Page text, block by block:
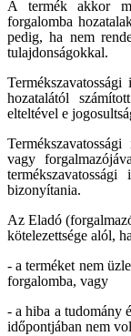
A termék akkor
forgalomba
pedig, ha nem
tulajdonságokkal.
hozatalától
elteltével e
vagy
bizonyítania.
Az Eladó
kötelezettsége alól,
- a terméket nem
forgalomba, vagy
- a hiba a tudomány
időpontjában nem